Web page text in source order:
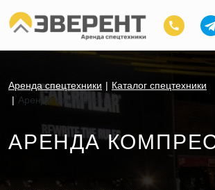
Аренда спецтехники
Каталог спецтехники
Аренда компрессора
АРЕНДА